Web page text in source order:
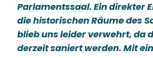
Parlamentssaal. Ein direkter
die historischen Räume des
blieb uns leider verwehrt, da
derzeit saniert werden. Mit